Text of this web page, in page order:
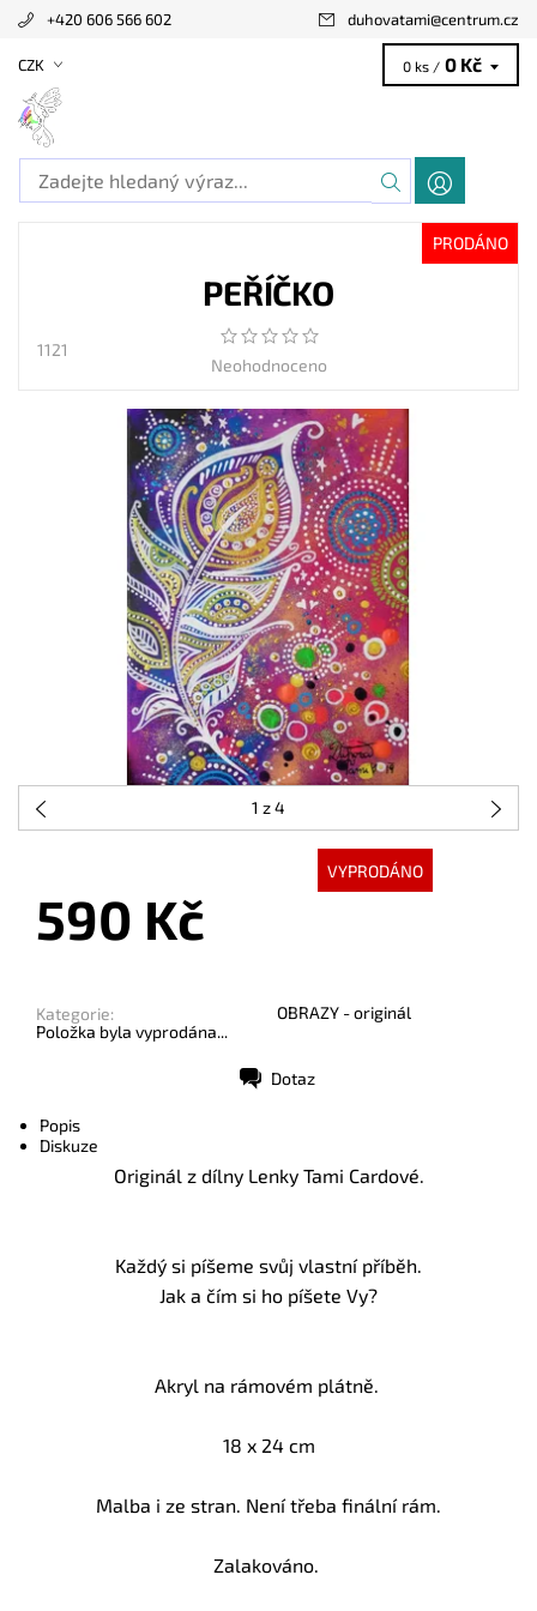
+420 606 566 602 duhovatami@centrum.cz
CZK 0 ks / 0 Kč
PRODÁNO
PEŘÍČKO
1121
Neohodnoceno
1 z 4
VYPRODÁNO
590 Kč
Kategorie:
OBRAZY - originál
Položka byla vyprodána...
Dotaz
Popis
Diskuze
Originál z dílny Lenky Tami Cardové.
Každý si píšeme svůj vlastní příběh.
Jak a čím si ho píšete Vy?
Akryl na rámovém plátně.
18 x 24 cm
Malba i ze stran. Není třeba finální rám.
Zalakováno.